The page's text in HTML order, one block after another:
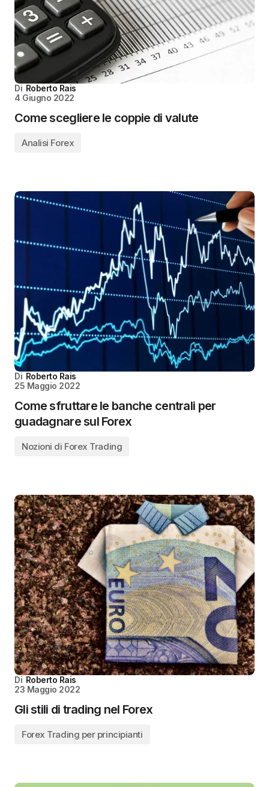
Di Roberto Rais
4 Giugno 2022
Come scegliere le coppie di valute
Analisi Forex
Di Roberto Rais
25 Maggio 2022
Come sfruttare le banche centrali per
guadagnare sul Forex
Nozioni di Forex Trading
Di Roberto Rais
23 Maggio 2022
Gli stili di trading nel Forex
Forex Trading per principianti